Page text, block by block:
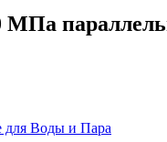
МПа
для Воды и Пара